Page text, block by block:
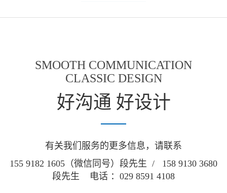
SMOOTH COMMUNICATION
CLASSIC DESIGN
好沟通 好设计
有关我们服务的更多信息，请联系
155 9182 1605（微信同号）段先生 / 158 9130 3680
段先生 电话 ：029 8591 4108